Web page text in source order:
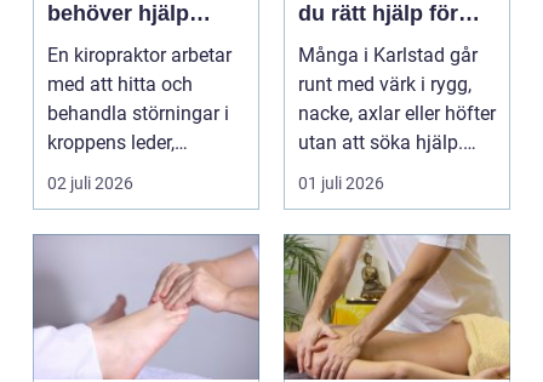
behöver hjälp
tillbaka
En kiropraktor arbetar
med att hitta och
behandla störningar i
kroppens leder,
muskler och
nervsyste...
02 juli 2026
du rätt hjälp för
kroppen
Många i Karlstad går
runt med värk i rygg,
nacke, axlar eller höfter
utan att söka hjälp.
Andra har ...
01 juli 2026